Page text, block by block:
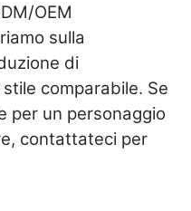
OEM
sulla
di
comparabile. Se
per un personaggio
contattateci per